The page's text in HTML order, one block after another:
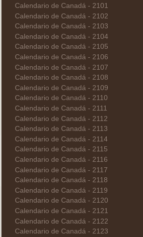
Calendario de Canadá - 2101
Calendario de Canadá - 2102
Calendario de Canadá - 2103
Calendario de Canadá - 2104
Calendario de Canadá - 2105
Calendario de Canadá - 2106
Calendario de Canadá - 2107
Calendario de Canadá - 2108
Calendario de Canadá - 2109
Calendario de Canadá - 2110
Calendario de Canadá - 2111
Calendario de Canadá - 2112
Calendario de Canadá - 2113
Calendario de Canadá - 2114
Calendario de Canadá - 2115
Calendario de Canadá - 2116
Calendario de Canadá - 2117
Calendario de Canadá - 2118
Calendario de Canadá - 2119
Calendario de Canadá - 2120
Calendario de Canadá - 2121
Calendario de Canadá - 2122
Calendario de Canadá - 2123